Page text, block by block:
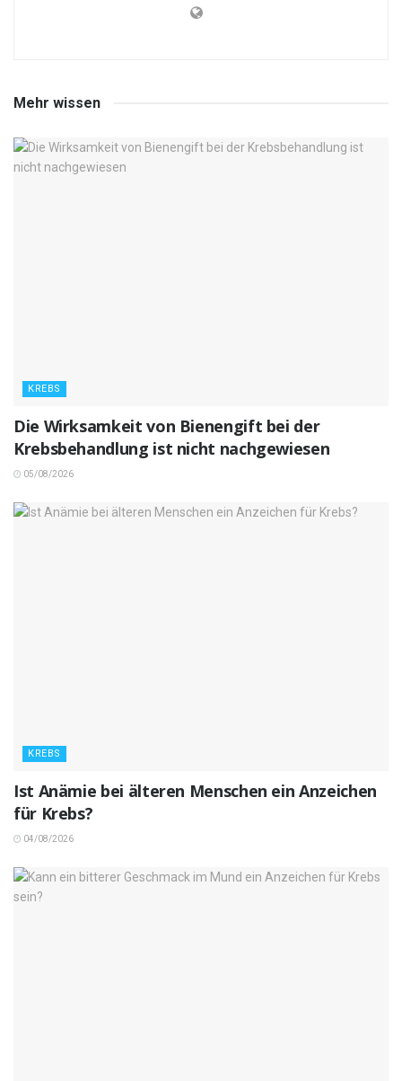
Mehr wissen
KREBS
Die Wirksamkeit von Bienengift bei der
Krebsbehandlung ist nicht nachgewiesen
05/08/2026
KREBS
Ist Anämie bei älteren Menschen ein Anzeichen
für Krebs?
04/08/2026